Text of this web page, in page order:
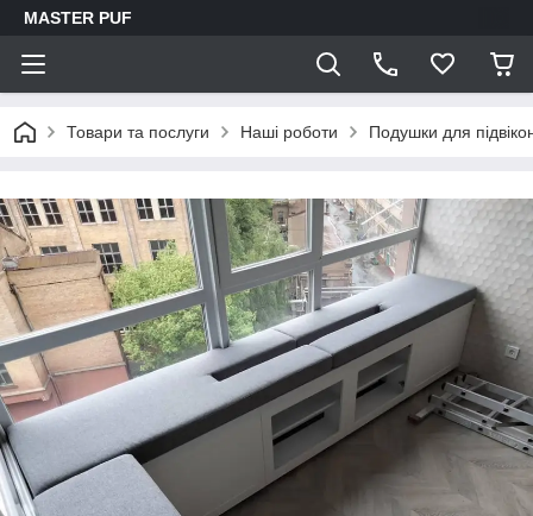
MASTER PUF
Товари та послуги Наші роботи Подушки для